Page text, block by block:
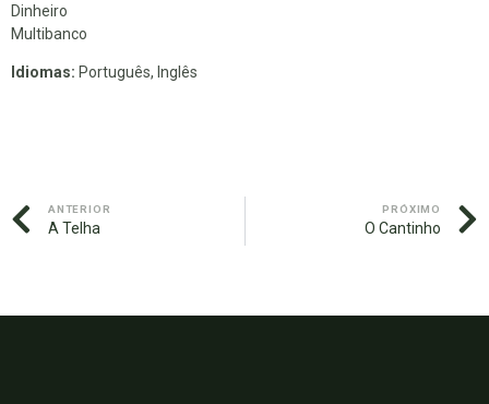
Dinheiro
Multibanco
Idiomas: Português, Inglês
ANTERIOR
A Telha
PRÓXIMO
O Cantinho